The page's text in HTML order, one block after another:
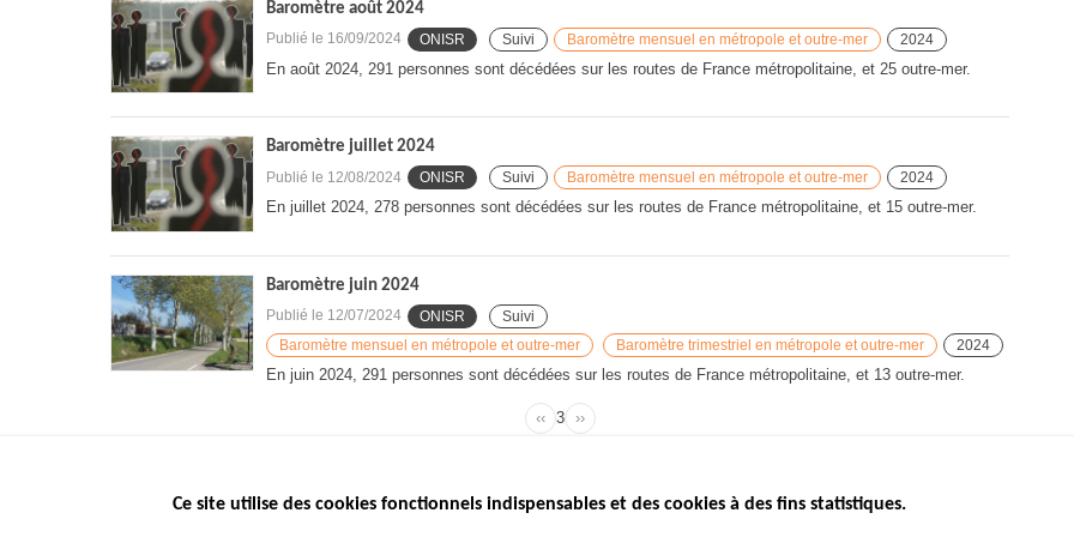
Baromètre août 2024
Publié le 16/09/2024 ONISR Suivi Baromètre mensuel en métropole et outre-mer 2024
En août 2024, 291 personnes sont décédées sur les routes de France métropolitaine, et 25 outre-mer.
Baromètre juillet 2024
Publié le 12/08/2024 ONISR Suivi Baromètre mensuel en métropole et outre-mer 2024
En juillet 2024, 278 personnes sont décédées sur les routes de France métropolitaine, et 15 outre-mer.
Baromètre juin 2024
Publié le 12/07/2024 ONISR
Suivi
Baromètre mensuel en métropole et outre-mer
Baromètre trimestriel en métropole et outre-mer 2024
En juin 2024, 291 personnes sont décédées sur les routes de France métropolitaine, et 13 outre-mer.
Pagination
Page
‹‹ Page
3
Page
››
Ce site utilise des cookies fonctionnels indispensables et des cookies à des fins statistiques.